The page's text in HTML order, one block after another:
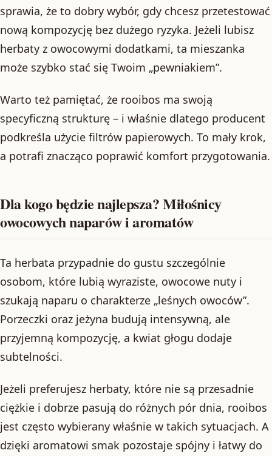
sprawia, że to dobry wybór, gdy chcesz przetestować
nową kompozycję bez dużego ryzyka. Jeżeli lubisz
herbaty z owocowymi dodatkami, ta mieszanka
może szybko stać się Twoim „pewniakiem”.
Warto też pamiętać, że rooibos ma swoją
specyficzną strukturę – i właśnie dlatego producent
podkreśla użycie filtrów papierowych. To mały krok,
a potrafi znacząco poprawić komfort przygotowania.
Dla kogo będzie najlepsza? Miłośnicy
owocowych naparów i aromatów
Ta herbata przypadnie do gustu szczególnie
osobom, które lubią wyraziste, owocowe nuty i
szukają naparu o charakterze „leśnych owoców”.
Porzeczki oraz jeżyna budują intensywną, ale
przyjemną kompozycję, a kwiat głogu dodaje
subtelności.
Jeżeli preferujesz herbaty, które nie są przesadnie
ciężkie i dobrze pasują do różnych pór dnia, rooibos
jest często wybierany właśnie w takich sytuacjach. A
dzięki aromatowi smak pozostaje spójny i łatwy do